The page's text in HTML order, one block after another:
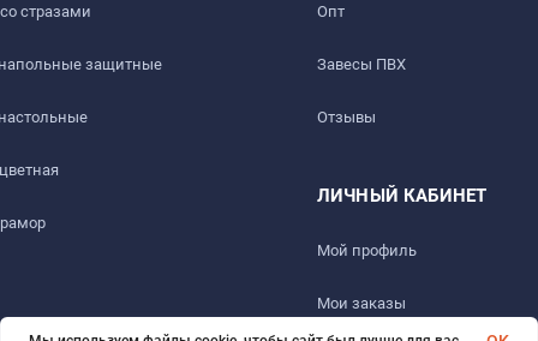
и чистоте используемых ПВХ-материалов, а также
прозрачности и в способе укладки на глянцевые и
стразами
защитные
Опт
Завесы ПВХ
Отзывы
ЛИЧНЫЙ КАБИНЕТ
Мой профиль
Мои заказы